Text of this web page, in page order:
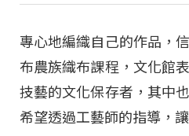
專心地編織自己的作品，
布農族織布課程，文化館
技藝的文化保存者，其中
希望透過工藝師的指導，